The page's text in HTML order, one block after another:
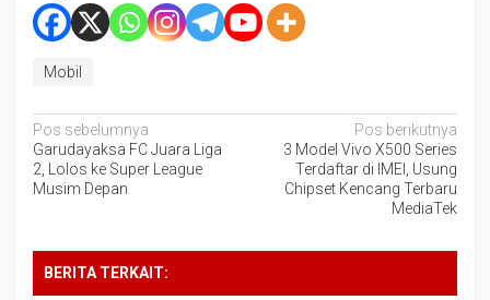
Mobil
Navigasi
pos
Pos sebelumnya
Garudayaksa FC Juara Liga
2, Lolos ke Super League
Musim Depan
Pos berikutnya
3 Model Vivo X500 Series
Terdaftar di IMEI, Usung
Chipset Kencang Terbaru
MediaTek
BERITA TERKAIT: